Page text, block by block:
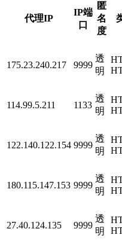
代理IP
IP端
口
匿
名
度
175.23.240.217 9999
透
明
114.99.5.211 1133
透
明
122.140.122.154 9999
透
明
180.115.147.153 9999
透
明
27.40.124.135 9999
透
明